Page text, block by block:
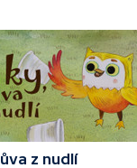
z nudlí